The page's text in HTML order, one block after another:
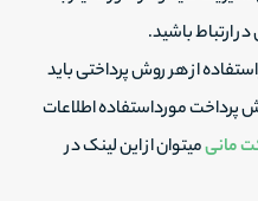
ارتباط باشید.
از هر روش پرداختی باید
پرداخت مورداستفاده اطلاعات
مانیمیتوان از این لینک در